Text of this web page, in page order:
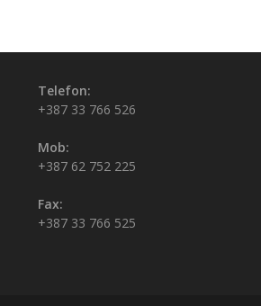
Telefon:
+387 33 766 526
Mob:
+387 62 752 225
Fax:
+387 33 766 525